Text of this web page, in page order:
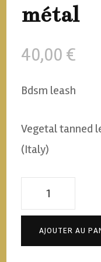
métal
40,00 €
Bdsm leash
Vegetal tanned
(Italy)
quantité
de
Laisse
Bdsm
AJOUTER AU